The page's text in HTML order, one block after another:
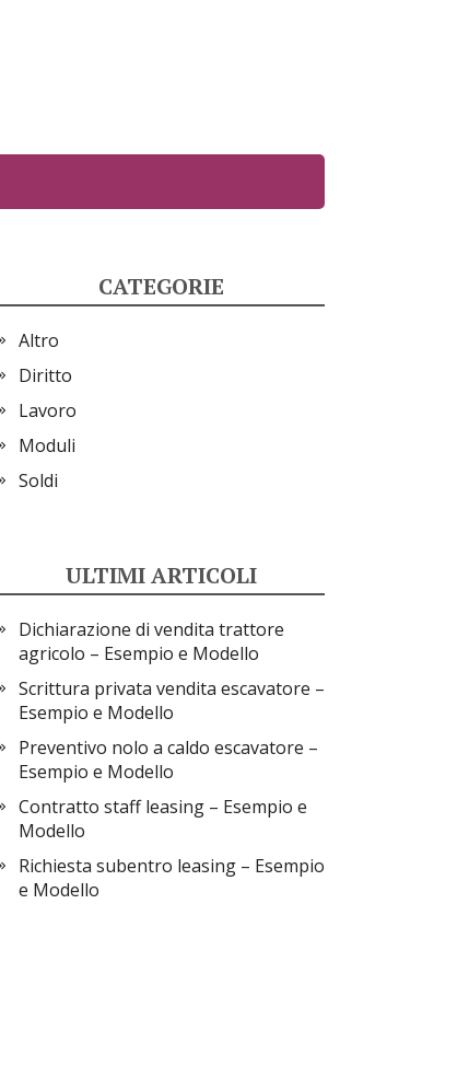
CATEGORIE
Altro
Diritto
Lavoro
Moduli
Soldi
ULTIMI ARTICOLI
Dichiarazione di vendita trattore
agricolo​​ – Esempio e Modello
Scrittura privata vendita escavatore​​ –
Esempio e Modello
Preventivo nolo a caldo escavatore​​ –
Esempio e Modello
Contratto staff leasing​ – Esempio e
Modello
Richiesta subentro leasing – Esempio
e Modello